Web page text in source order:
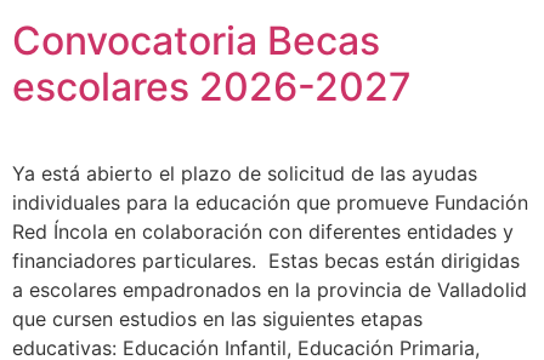
Convocatoria Becas
escolares 2026-2027
Ya está abierto el plazo de solicitud de las ayudas
individuales para la educación que promueve Fundación
Red Íncola en colaboración con diferentes entidades y
financiadores particulares. Estas becas están dirigidas
a escolares empadronados en la provincia de Valladolid
que cursen estudios en las siguientes etapas
educativas: Educación Infantil, Educación Primaria,